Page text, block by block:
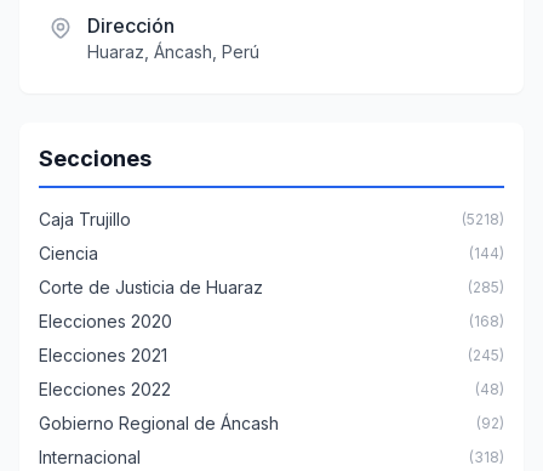
Dirección
Huaraz, Áncash, Perú
Secciones
Caja Trujillo (5218)
Ciencia (144)
Corte de Justicia de Huaraz (285)
Elecciones 2020 (168)
Elecciones 2021 (245)
Elecciones 2022 (48)
Gobierno Regional de Áncash (92)
Internacional (318)